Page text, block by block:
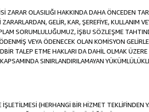
ZARAR OLASILIĞI HAKKINDA DAHA ÖNCEDEN
GELİR, KAR, ŞEREFİYE, KULLANIM
SORUMLULUĞUMUZ, İŞBU SÖZLEŞME
VEYA ÖDENECEK OLAN KOMİSYON
TALEP ETME HAKLARI DA DAHİL OLMAK
SINIRLANDIRILAMAYAN
(HERHANGİ BİR HİZMET TEKLİFİNDEN